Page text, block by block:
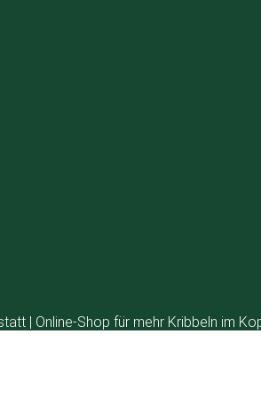
| Online-Shop für mehr Kribbeln im